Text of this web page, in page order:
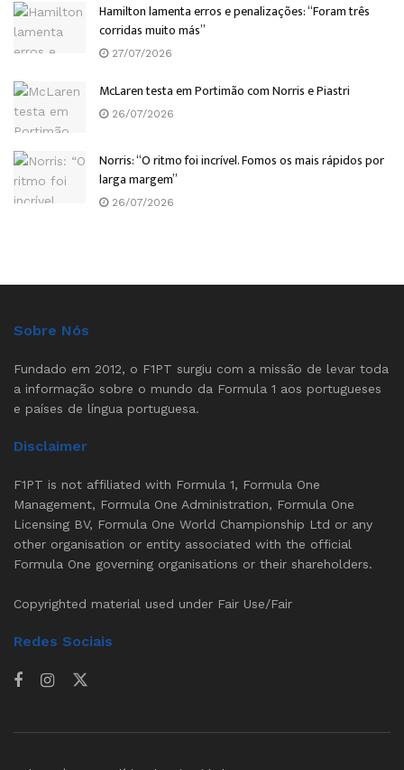
Hamilton lamenta erros e penalizações: “Foram três
corridas muito más”
27/07/2026
McLaren testa em Portimão com Norris e Piastri
26/07/2026
Norris: “O ritmo foi incrível. Fomos os mais rápidos por
larga margem”
26/07/2026
Sobre Nós
Fundado em 2012, o F1PT surgiu com a missão de levar toda
a informação sobre o mundo da Formula 1 aos portugueses
e países de língua portuguesa.
Disclaimer
F1PT is not affiliated with Formula 1, Formula One
Management, Formula One Administration, Formula One
Licensing BV, Formula One World Championship Ltd or any
other organisation or entity associated with the official
Formula One governing organisations or their shareholders.
Copyrighted material used under Fair Use/Fair
Redes Sociais